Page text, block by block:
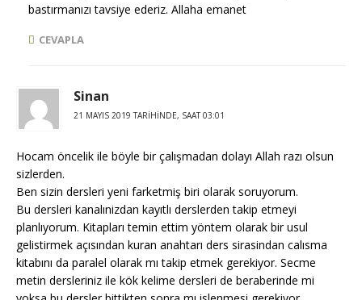
bastırmanızı tavsiye ederiz. Allaha emanet
CEVAPLA
Sinan
21 MAYIS 2019 TARIHINDE, SAAT 03:01
Hocam öncelik ile böyle bir çalışmadan dolayı Allah razı olsun
sizlerden.
Ben sizin dersleri yeni farketmiş biri olarak soruyorum.
Bu dersleri kanalınizdan kayıtlı derslerden takip etmeyi
planlıyorum. Kitapları temin ettim yöntem olarak bir usul
gelistirmek açısından kuran anahtarı ders sirasindan calısma
kitabını da paralel olarak mı takip etmek gerekiyor. Secme
metin dersleriniz ile kök kelime dersleri de beraberinde mi